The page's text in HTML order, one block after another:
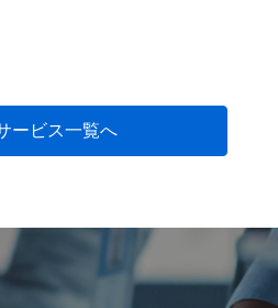
ービス一覧へ